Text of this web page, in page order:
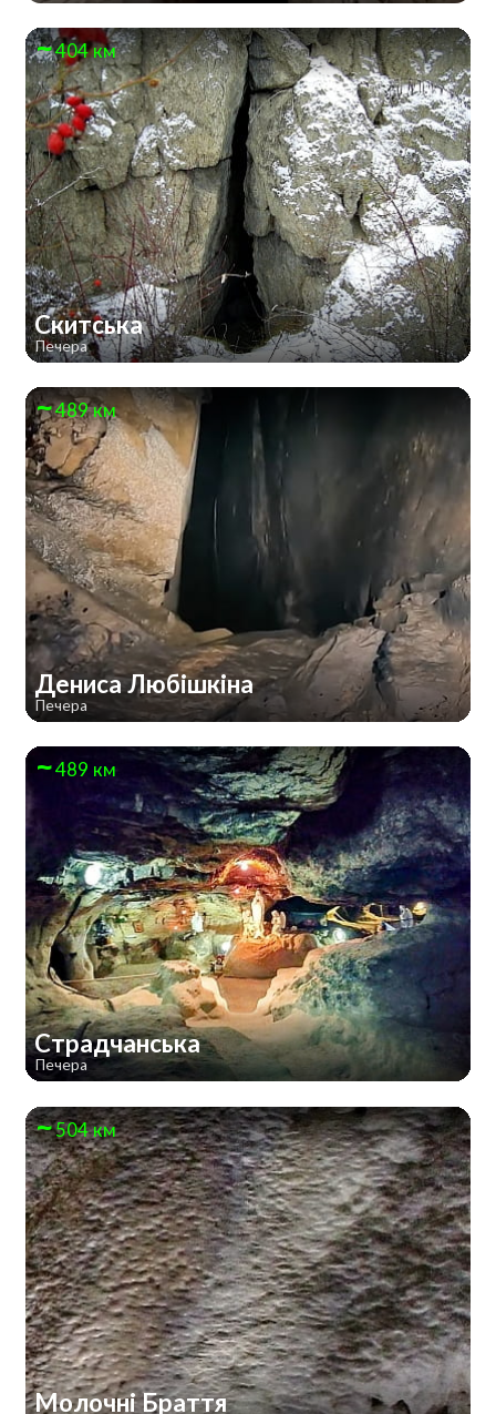
404 км
Скитська
Печера
489 км
Дениса Любішкіна
Печера
489 км
Страдчанська
Печера
504 км
Молочні Браття